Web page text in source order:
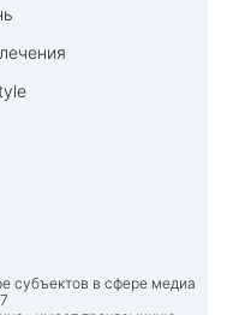
субъектов в сфере медиа